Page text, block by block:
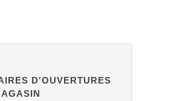
D'OUVERTURES